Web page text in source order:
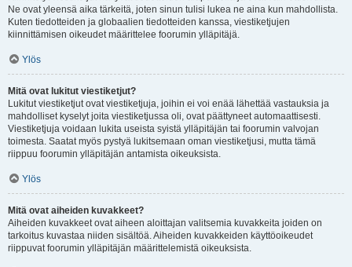
Ne ovat yleensä aika tärkeitä, joten sinun tulisi lukea ne aina kun mahdollista.
Kuten tiedotteiden ja globaalien tiedotteiden kanssa, viestiketjujen
kiinnittämisen oikeudet määrittelee foorumin ylläpitäjä.
Ylös
Mitä ovat lukitut viestiketjut?
Lukitut viestiketjut ovat viestiketjuja, joihin ei voi enää lähettää vastauksia ja
mahdolliset kyselyt joita viestiketjussa oli, ovat päättyneet automaattisesti.
Viestiketjuja voidaan lukita useista syistä ylläpitäjän tai foorumin valvojan
toimesta. Saatat myös pystyä lukitsemaan oman viestiketjusi, mutta tämä
riippuu foorumin ylläpitäjän antamista oikeuksista.
Ylös
Mitä ovat aiheiden kuvakkeet?
Aiheiden kuvakkeet ovat aiheen aloittajan valitsemia kuvakkeita joiden on
tarkoitus kuvastaa niiden sisältöä. Aiheiden kuvakkeiden käyttöoikeudet
riippuvat foorumin ylläpitäjän määrittelemistä oikeuksista.